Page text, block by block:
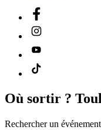
Où sortir ?
Rechercher un